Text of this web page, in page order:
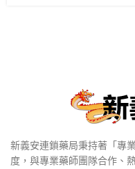
新義安連鎖藥局秉持著「專
度，與專業藥師團隊合作、